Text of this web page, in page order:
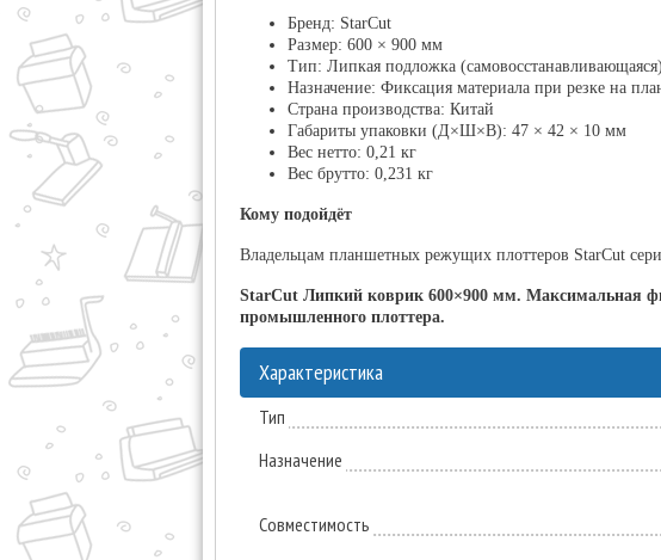
Бренд: StarCut
Размер: 600 × 900 мм
Тип: Липкая подложка (самовосстанавливающаяся)
Назначение: Фиксация материала при резке на
Страна производства: Китай
Габариты упаковки (Д×Ш×В): 47 × 42 × 10 мм
Вес нетто: 0,21 кг
Вес брутто: 0,231 кг
Кому подойдёт
Владельцам планшетных режущих плоттеров StarCut
StarCut Липкий коврик 600×900 мм. Максимальная
промышленного плоттера.
Характеристика
Тип
Назначение
Совместимость